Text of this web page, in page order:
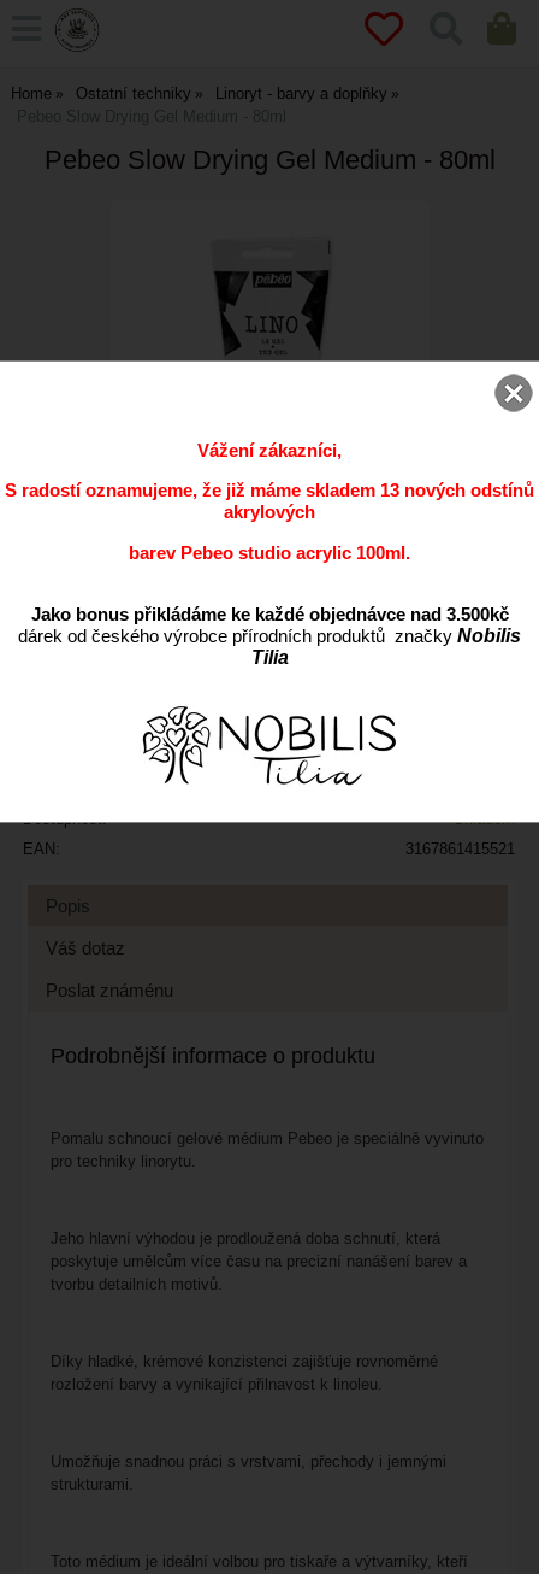
Home Ostatní techniky
Linoryt - barvy a doplňky
Pebeo Slow Drying Gel Medium - 80ml
Pebeo Slow Drying Gel Medium - 80ml
Dostupnost:
Skladem
EAN:
3167861415521
Popis
Váš dotaz
Poslat známénu
Podrobnější informace o produktu
Pomalu schnoucí gelové médium Pebeo je speciálně vyvinuto
pro techniky linorytu.
Jeho hlavní výhodou je prodloužená doba schnutí, která
poskytuje umělcům více času na precizní nanášení barev a
tvorbu detailních motivů.
Díky hladké, krémové konzistenci zajišťuje rovnoměrné
rozložení barvy a vynikající přilnavost k linoleu.
Umožňuje snadnou práci s vrstvami, přechody i jemnými
strukturami.
Toto médium je ideální volbou pro tiskaře a výtvarníky, kteří
Vážení zákazníci,
S radostí oznamujeme, že již máme skladem 13 nových odstínů
akrylových
barev Pebeo studio acrylic 100ml.
Jako bonus přikládáme ke každé objednávce nad 3.500kč
dárek od českého výrobce přírodních produktů značky Nobilis
Tilia